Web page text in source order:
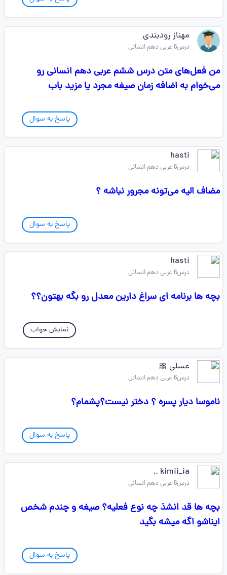
مهناز رودبندی
درس6 عربی دهم انسانی
من فعل‌های متن درس ششم عربی دهم انسانی رو
می‌خوام به اضافه زمان صیغه مجرد یا مزید باب
پاسخ به سوال
hasti
درس6 عربی دهم انسانی
مضاف الیه می‌تونه مجرور نباشه ؟
پاسخ به سوال
hasti
درس6 عربی دهم انسانی
بچه ها برنامه ای سراغ دارین معدل رو بگه بهتون؟؟
نمایش جواب
عسلی 🎀
درس6 عربی دهم انسانی
ناموسا دیار پسره ؟ دختر نیست؟پشمام؟
پاسخ به سوال
kimii_ia ..
درس6 عربی دهم انسانی
بچه ها قد انشدَ چه نوع فعلیه؟ صیغه و چندم شخص
ایناشو اگه میشه بگید
پاسخ به سوال